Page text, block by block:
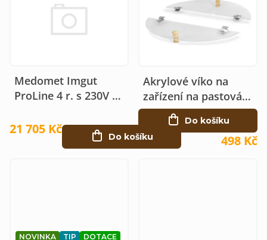
Medomet Imgut
ProLine 4 r. s 230V el.
21 705 Kč
Do košíku
Akrylové víko na
zařízení na pastování
medu
498 Kč
Do košíku
NOVINKA TIP DOTACE